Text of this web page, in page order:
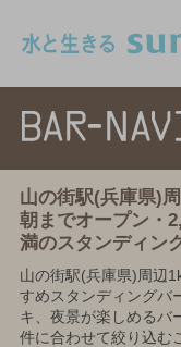
山の街駅(兵庫県)
朝までオープン・
満のスタンディン
山の街駅(兵庫県)周辺
すめスタンディングバ
キ、夜景が楽しめるバ
件に合わせて絞り込む